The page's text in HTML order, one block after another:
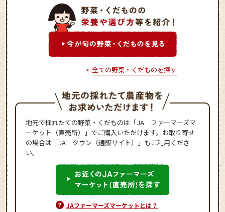
全ての野菜・くだものを探す
地元で採れたての野菜・くだものは「JA ファーマーズマ
ーケット（直売所）」でご購入いただけます。お取り寄せ
の場合は「JA タウン（通販サイト）」もご利用くださ
い。
JAファーマーズマーケットとは？